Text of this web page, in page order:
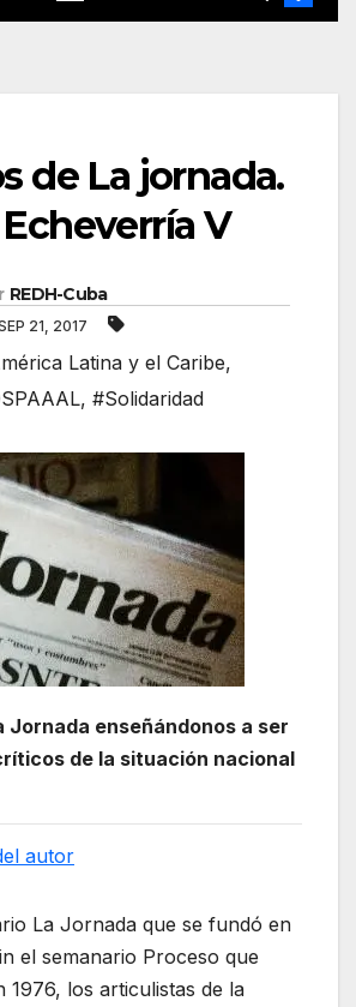
de La jornada.
V
REDH-Cuba
21, 2017
Latina y el Caribe,
, #Solidaridad
Jornada enseñándonos a ser
de la situación nacional
autor
La Jornada que se fundó en
el semanario Proceso que
1976, los articulistas de la